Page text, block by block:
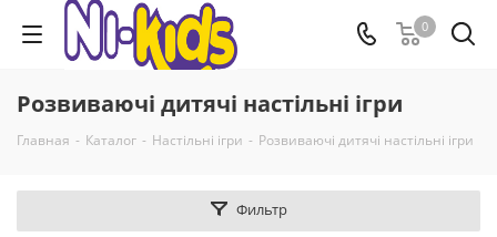
0
Розвиваючі дитячі настільні ігри
Главная - Каталог - Настільні ігри - Розвиваючі дитячі настільні ігри
Фильтр